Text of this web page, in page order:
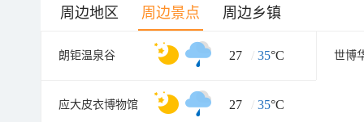
周边地区 周边景点 周边乡镇
朗钜温泉谷 27 / 35°C 世博
应大皮衣博物馆 27 / 35°C